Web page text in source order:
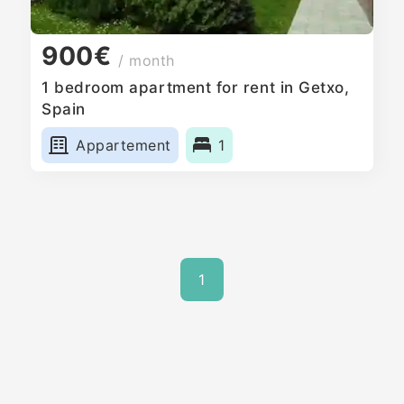
900€ / month
1 bedroom apartment for rent in Getxo,
Spain
Appartement
1
1